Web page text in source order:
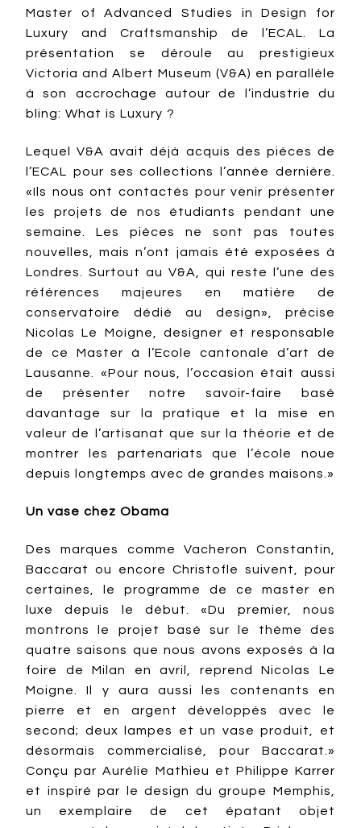
Master of Advanced Studies in Design for
Luxury and Craftsmanship de l’ECAL. La
présentation se déroule au prestigieux
Victoria and Albert Museum (V&A) en parallèle
à son accrochage autour de l’industrie du
bling: What is Luxury ?
Lequel V&A avait déjà acquis des pièces de
l’ECAL pour ses collections l’année dernière.
«Ils nous ont contactés pour venir présenter
les projets de nos étudiants pendant une
semaine. Les pièces ne sont pas toutes
nouvelles, mais n’ont jamais été exposées à
Londres. Surtout au V&A, qui reste l’une des
références majeures en matière de
conservatoire dédié au design», précise
Nicolas Le Moigne, designer et responsable
de ce Master à l’Ecole cantonale d’art de
Lausanne. «Pour nous, l’occasion était aussi
de présenter notre savoir-faire basé
davantage sur la pratique et la mise en
valeur de l’artisanat que sur la théorie et de
montrer les partenariats que l’école noue
depuis longtemps avec de grandes maisons.»
Un vase chez Obama
Des marques comme Vacheron Constantin,
Baccarat ou encore Christofle suivent, pour
certaines, le programme de ce master en
luxe depuis le début. «Du premier, nous
montrons le projet basé sur le thème des
quatre saisons que nous avons exposés à la
foire de Milan en avril, reprend Nicolas Le
Moigne. Il y aura aussi les contenants en
pierre et en argent développés avec le
second; deux lampes et un vase produit, et
désormais commercialisé, pour Baccarat.»
Conçu par Aurélie Mathieu et Philippe Karrer
et inspiré par le design du groupe Memphis,
un exemplaire de cet épatant objet